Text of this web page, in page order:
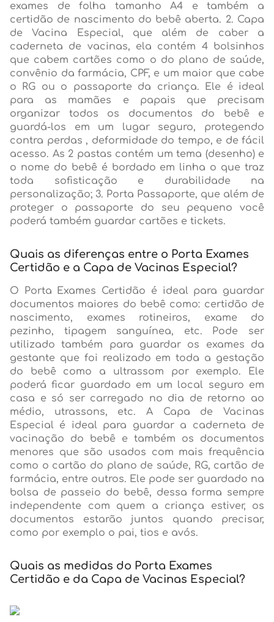
exames de folha tamanho A4 e também a
certidão de nascimento do bebê aberta. 2. Capa
de Vacina Especial, que além de caber a
caderneta de vacinas, ela contém 4 bolsinhos
que cabem cartões como o do plano de saúde,
convênio da farmácia, CPF, e um maior que cabe
o RG ou o passaporte da criança. Ele é ideal
para as mamães e papais que precisam
organizar todos os documentos do bebê e
guardá-los em um lugar seguro, protegendo
contra perdas , deformidade do tempo, e de fácil
acesso. As 2 pastas contém um tema (desenho) e
o nome do bebê é bordado em linha o que traz
toda sofisticação e durabilidade na
personalização; 3. Porta Passaporte, que além de
proteger o passaporte do seu pequeno você
poderá também guardar cartões e tickets.
Quais as diferenças entre o Porta Exames
Certidão e a Capa de Vacinas Especial?
O Porta Exames Certidão é ideal para guardar
documentos maiores do bebê como: certidão de
nascimento, exames rotineiros, exame do
pezinho, tipagem sanguínea, etc. Pode ser
utilizado também para guardar os exames da
gestante que foi realizado em toda a gestação
do bebê como a ultrassom por exemplo. Ele
poderá ficar guardado em um local seguro em
casa e só ser carregado no dia de retorno ao
médio, utrassons, etc. A Capa de Vacinas
Especial é ideal para guardar a caderneta de
vacinação do bebê e também os documentos
menores que são usados com mais frequência
como o cartão do plano de saúde, RG, cartão de
farmácia, entre outros. Ele pode ser guardado na
bolsa de passeio do bebê, dessa forma sempre
independente com quem a criança estiver, os
documentos estarão juntos quando precisar,
como por exemplo o pai, tios e avós.
Quais as medidas do Porta Exames
Certidão e da Capa de Vacinas Especial?